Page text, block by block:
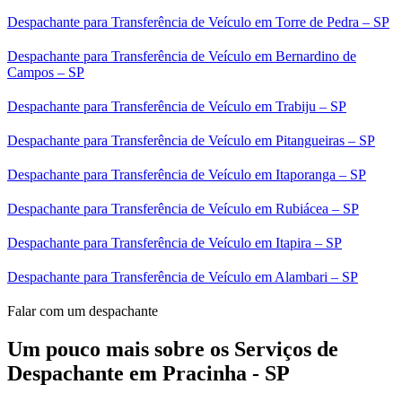
Despachante para Transferência de Veículo em Torre de Pedra – SP
Despachante para Transferência de Veículo em Bernardino de
Campos – SP
Despachante para Transferência de Veículo em Trabiju – SP
Despachante para Transferência de Veículo em Pitangueiras – SP
Despachante para Transferência de Veículo em Itaporanga – SP
Despachante para Transferência de Veículo em Rubiácea – SP
Despachante para Transferência de Veículo em Itapira – SP
Despachante para Transferência de Veículo em Alambari – SP
Falar com um despachante
Um pouco mais sobre os Serviços de
Despachante em Pracinha - SP